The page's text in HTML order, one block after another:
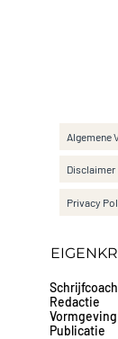
Algemene
Privacy
Disclaimer
Redactie
Vormgeving
Publicatie